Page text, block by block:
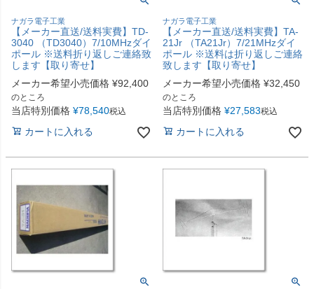
ナガラ電子工業
【メーカー直送/送料実費】TD-
3040 （TD3040）7/10MHzダイ
ポール ※送料折り返しご連絡致
します【取り寄せ】
メーカー希望小売価格 ¥92,400
のところ
当店特別価格 ¥78,540税込
カートに入れる
ナガラ電子工業
【メーカー直送/送料実費】TA-
21Jr （TA21Jr）7/21MHzダイ
ポール ※送料は折り返しご連絡
致します【取り寄せ】
メーカー希望小売価格 ¥32,450
のところ
当店特別価格 ¥27,583税込
カートに入れる